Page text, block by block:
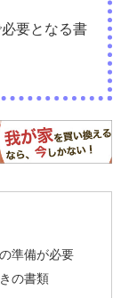
要となる書
準備が必要
の書類